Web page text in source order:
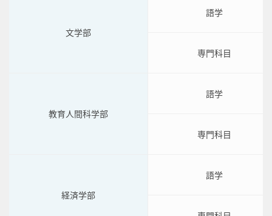
文学部
語学
専門科目
教育人間科学部
語学
専門科目
経済学部
語学